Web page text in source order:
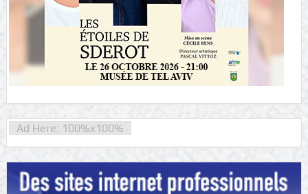
Ad Here: 100%x100%